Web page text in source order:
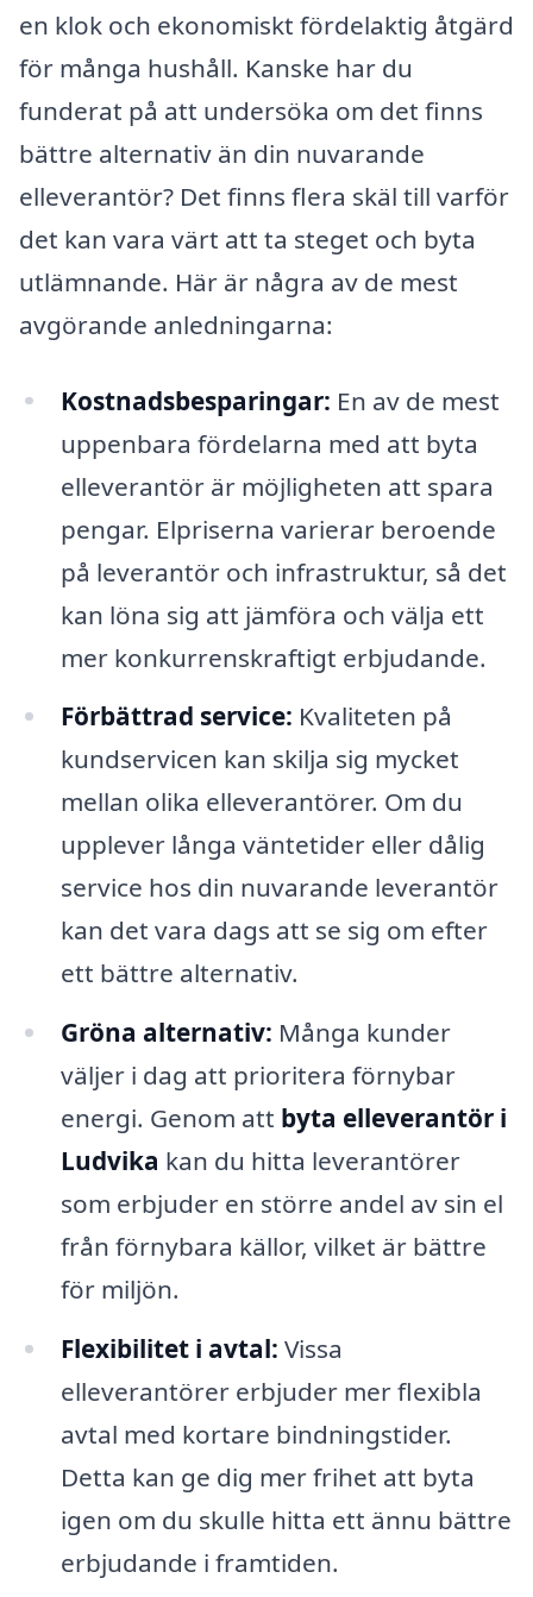
en klok och ekonomiskt fördelaktig åtgärd
för många hushåll. Kanske har du
funderat på att undersöka om det finns
bättre alternativ än din nuvarande
elleverantör? Det finns flera skäl till varför
det kan vara värt att ta steget och byta
utlämnande. Här är några av de mest
avgörande anledningarna:
Kostnadsbesparingar: En av de mest
uppenbara fördelarna med att byta
elleverantör är möjligheten att spara
pengar. Elpriserna varierar beroende
på leverantör och infrastruktur, så det
kan löna sig att jämföra och välja ett
mer konkurrenskraftigt erbjudande.
Förbättrad service: Kvaliteten på
kundservicen kan skilja sig mycket
mellan olika elleverantörer. Om du
upplever långa väntetider eller dålig
service hos din nuvarande leverantör
kan det vara dags att se sig om efter
ett bättre alternativ.
Gröna alternativ: Många kunder
väljer i dag att prioritera förnybar
energi. Genom att byta elleverantör i
Ludvika kan du hitta leverantörer
som erbjuder en större andel av sin el
från förnybara källor, vilket är bättre
för miljön.
Flexibilitet i avtal: Vissa
elleverantörer erbjuder mer flexibla
avtal med kortare bindningstider.
Detta kan ge dig mer frihet att byta
igen om du skulle hitta ett ännu bättre
erbjudande i framtiden.